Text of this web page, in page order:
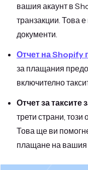
вашия акаунт в
транзакции. Това
документи.
Отчет на Shopify
за плащания
включително
Отчет за таксите
трети страни,
Това ще ви
плащане на вашия